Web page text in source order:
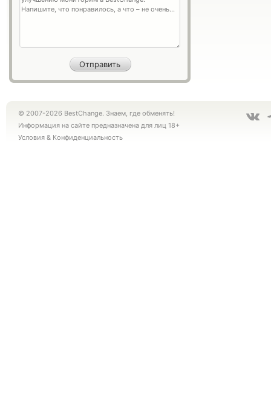
© 2007-2026 BestChange. Знаем, где обменять!
Информация на сайте предназначена для лиц 18+
Условия & Конфиденциальность